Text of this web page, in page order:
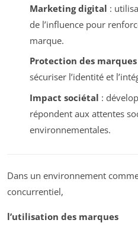
Marketing digital :
de l’influence pour
marque.
Protection des marques
sécuriser l’identité et
Impact sociétal :
répondent aux attentes
environnementales.
Dans un environnement
concurrentiel,
l’utilisation des marques